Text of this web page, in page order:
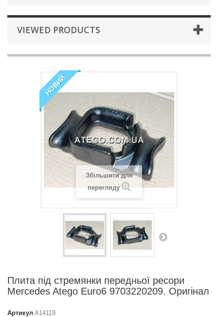
VIEWED PRODUCTS
НОВИЙ
Збільшити для
перегляду
Плита під стремянки передньої ресори
Mercedes Atego Euro6 9703220209. Оригінал
Артикул A14119